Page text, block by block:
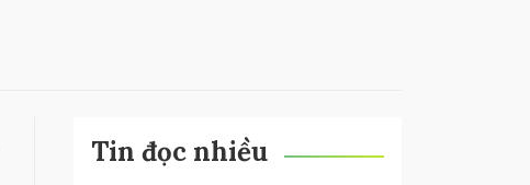
Tin đọc nhiều